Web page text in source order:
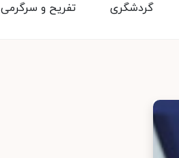
تفریح و سرگرمی گردشگری